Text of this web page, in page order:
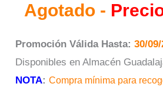
Agotado -
Promoción Válida Hasta:30/
Disponibles en Almacén
NOTA: Compra mínima para